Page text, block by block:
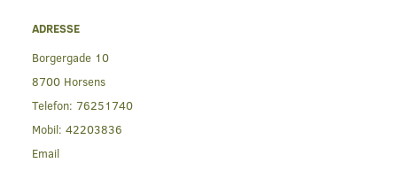
ADRESSE
Borgergade 10
8700 Horsens
Telefon: 76251740
Mobil: 42203836
Email